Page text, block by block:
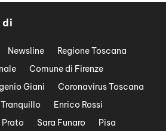
di
Newsline
Regione Toscana
Comune di Firenze
Giani
Coronavirus Toscana
Enrico Rossi
Prato Sara Funaro
Pisa